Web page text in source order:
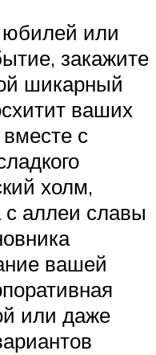
юбилей или
закажите
шикарный
ваших
с
холм,
с аллеи славы
вашей
или даже